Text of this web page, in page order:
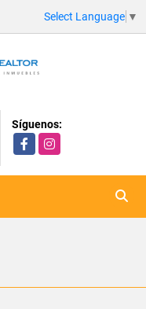
Select Language ▼
Síguenos:
FacebookInstagram